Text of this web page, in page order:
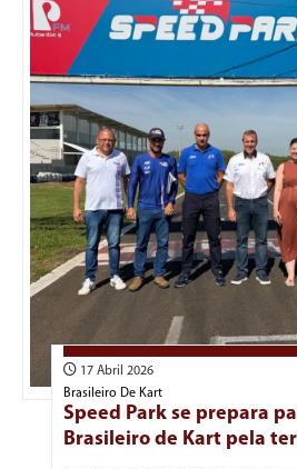
17 Abril 2026
Brasileiro De Kart
Speed Park se prepara
Brasileiro de Kart pela